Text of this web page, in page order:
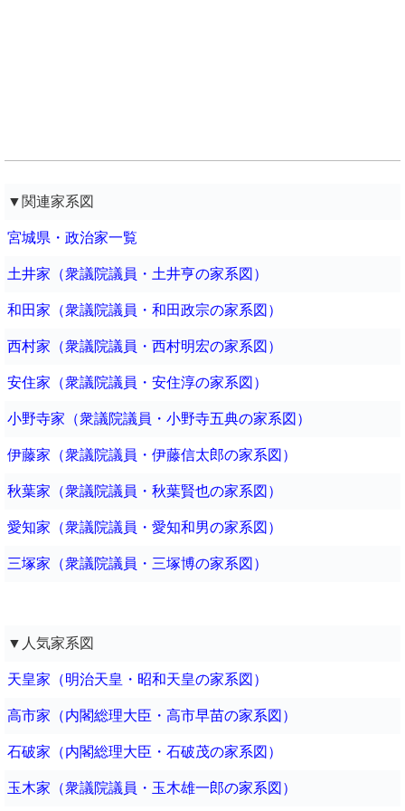
▼関連家系図
宮城県・政治家一覧
土井家（衆議院議員・土井亨の家系図）
和田家（衆議院議員・和田政宗の家系図）
西村家（衆議院議員・西村明宏の家系図）
安住家（衆議院議員・安住淳の家系図）
小野寺家（衆議院議員・小野寺五典の家系図）
伊藤家（衆議院議員・伊藤信太郎の家系図）
秋葉家（衆議院議員・秋葉賢也の家系図）
愛知家（衆議院議員・愛知和男の家系図）
三塚家（衆議院議員・三塚博の家系図）
▼人気家系図
天皇家（明治天皇・昭和天皇の家系図）
高市家（内閣総理大臣・高市早苗の家系図）
石破家（内閣総理大臣・石破茂の家系図）
玉木家（衆議院議員・玉木雄一郎の家系図）